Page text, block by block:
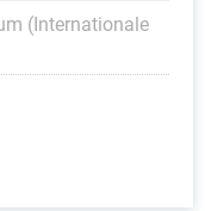
(Internationale